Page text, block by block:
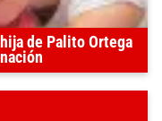
de Palito Ortega